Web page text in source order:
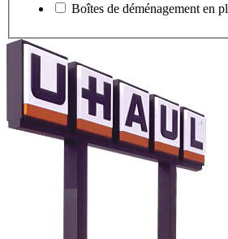
Boîtes de déménagement en